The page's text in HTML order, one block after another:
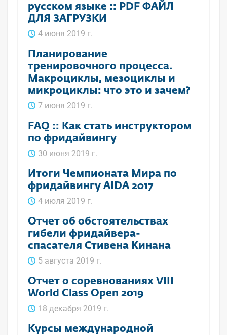
русском языке :: PDF ФАЙЛ
ДЛЯ ЗАГРУЗКИ
4 июня 2019 г.
Планирование
тренировочного процесса.
Макроциклы, мезоциклы и
микроциклы: что это и зачем?
7 июня 2019 г.
FAQ :: Как стать инструктором
по фридайвингу
30 июня 2019 г.
Итоги Чемпионата Мира по
фридайвингу AIDA 2017
4 июля 2019 г.
Отчет об обстоятельствах
гибели фридайвера-
спасателя Стивена Кинана
5 августа 2019 г.
Отчет о соревнованиях VIII
World Class Open 2019
18 декабря 2019 г.
Курсы международной